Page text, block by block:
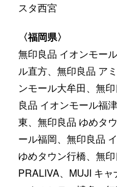
スタ西宮
〈福岡県〉
無印良品 イオンモー
ル直方、無印良品 ア
ンモール大牟田、無
良品 イオンモール福
東、無印良品 ゆめタ
ール福岡、無印良品
ゆめタウン行橋、無
PRALIVA、MUJI キ